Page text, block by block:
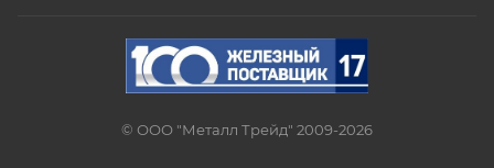
© ООО "Металл Трейд" 2009-2026